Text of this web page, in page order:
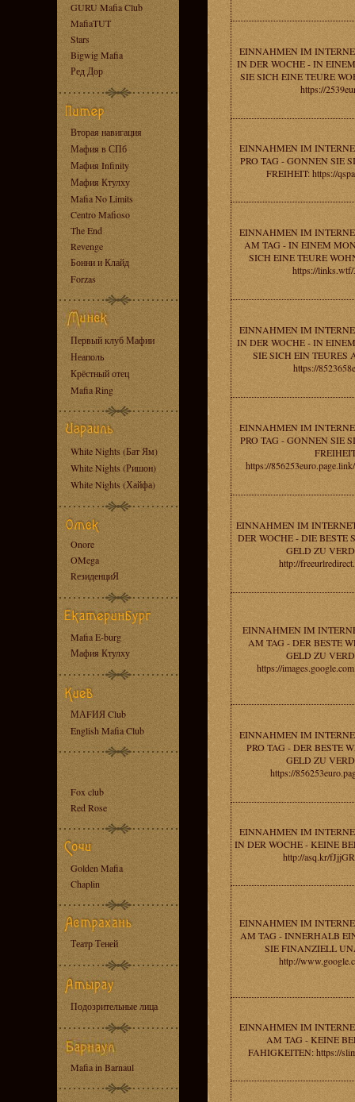
GURU Mafia Club
MafiaTUT
Stars
Bigwig Mafia
Ред Дор
Вторая навигация
Мафия в СПб
Мафия Infinity
Мафия Ктулху
Mafia No Limits
Centro Mafioso
The End
Revenge
Бонни и Клайд
Forzas
Первый клуб Мафии
Неаполь
Крёстный отец
Mafia Ring
White Nights (Бат Ям)
White Nights (Ришон)
White Nights (Хайфа)
Onore
OMega
RезиденциЯ
Mafia E-burg
Мафия Ктулху
МАFИЯ Club
English Mafia Club
Fox club
Red Rose
Golden Mafia
Chaplin
Театр Теней
Подозрительные лица
Mafia in Barnaul
EINNAHMEN IM
IN DER WOCHE - IN
SIE SICH EINE TEURE
https://
EINNAHMEN IM
PRO TAG - GONNEN SIE
FREIHEIT: https://
EINNAHMEN IM
AM TAG - IN EINEM
SICH EINE TEURE
https://
EINNAHMEN IM
IN DER WOCHE - IN
SIE SICH EIN TEURES
https://
EINNAHMEN IM
PRO TAG - GONNEN SIE
https://
EINNAHMEN IM
DER WOCHE - DIE BESTE
GELD ZU
http://
EINNAHMEN IM
AM TAG - DER BESTE
GELD ZU
https://
EINNAHMEN IM
PRO TAG - DER BESTE
GELD ZU
https://
EINNAHMEN IM
IN DER WOCHE - KEINE
http://asq.kr/
EINNAHMEN IM
AM TAG - INNERHALB
SIE FINANZIELL
http://
EINNAHMEN IM
AM TAG - KEINE
FAHIGKEITEN: https://